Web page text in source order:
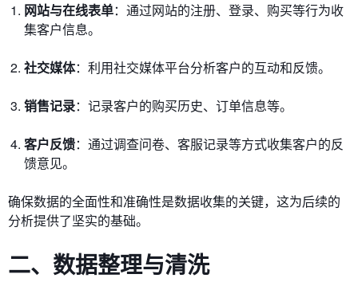
网站与在线表单：通过网站的注册、登录、购买等行为收
集客户信息。
社交媒体：利用社交媒体平台分析客户的互动和反馈。
销售记录：记录客户的购买历史、订单信息等。
客户反馈：通过调查问卷、客服记录等方式收集客户的反
馈意见。
确保数据的全面性和准确性是数据收集的关键，这为后续的
分析提供了坚实的基础。
二、数据整理与清洗